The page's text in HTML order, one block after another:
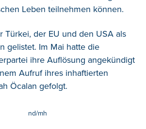
Leben teilnehmen können.
Türkei, der EU und den USA als
gelistet. Im Mai hatte die
ihre Auflösung angekündigt
Aufruf ihres inhaftierten
Öcalan gefolgt.
nd/mh